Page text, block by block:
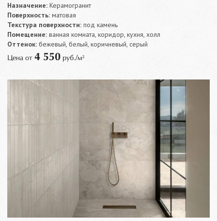
Назначение: Керамогранит
Поверхность: матовая
Текстура поверхности: под камень
Помещение: ванная комната, коридор, кухня, холл
Оттенок: бежевый, белый, коричневый, серый
Цена от 4 550 руб./м²